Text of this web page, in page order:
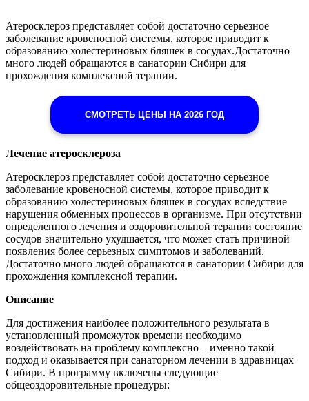
Атеросклероз представляет собой достаточно серьезное
заболевание кровеносной системы, которое приводит к
образованию холестериновых бляшек в сосудах.Достаточно
много людей обращаются в санатории Сибири для
прохождения комплексной терапии.
СМОТРЕТЬ ЦЕНЫ НА 2026 ГОД
Лечение атеросклероза
Атеросклероз представляет собой достаточно серьезное
заболевание кровеносной системы, которое приводит к
образованию холестериновых бляшек в сосудах вследствие
нарушения обменных процессов в организме. При отсутствии
определенного лечения и оздоровительной терапии состояние
сосудов значительно ухудшается, что может стать причиной
появления более серьезных симптомов и заболеваний.
Достаточно много людей обращаются в санатории Сибири для
прохождения комплексной терапии.
Описание
Для достижения наиболее положительного результата в
установленный промежуток времени необходимо
воздействовать на проблему комплексно – именно такой
подход и оказывается при санаторном лечении в здравницах
Сибири. В программу включены следующие
общеоздоровительные процедуры: